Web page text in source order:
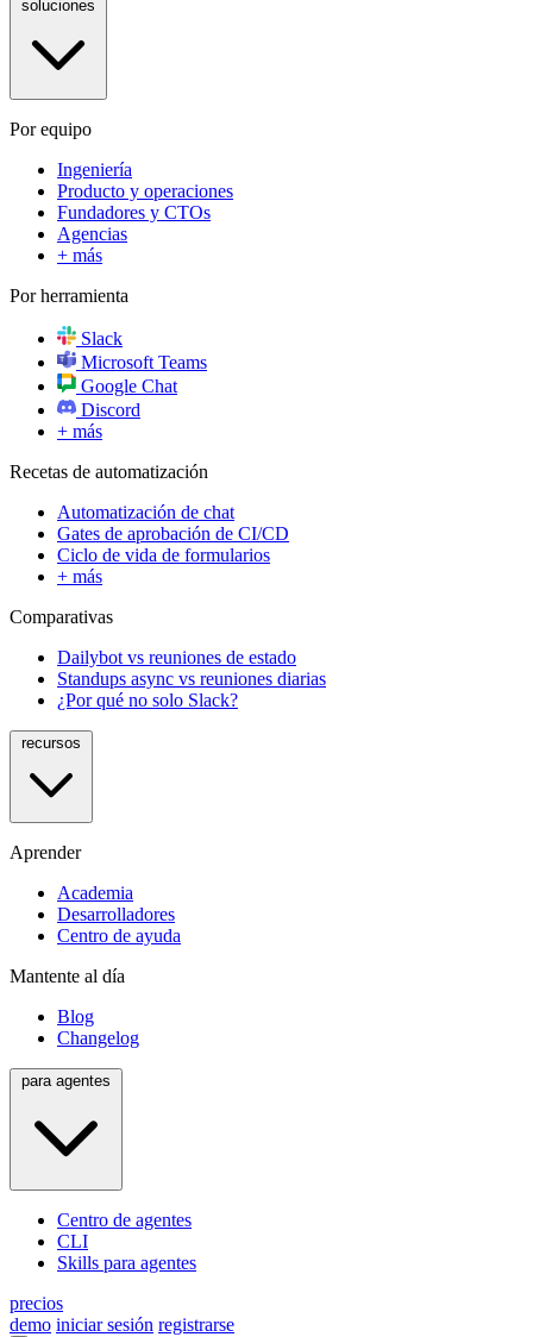
Por equipo
Ingeniería
Producto y operaciones
Fundadores y CTOs
Agencias
+ más
Por herramienta
Slack
Microsoft Teams
Google Chat
Discord
+ más
Recetas de automatización
Automatización de chat
Gates de aprobación de CI/CD
Ciclo de vida de formularios
+ más
Comparativas
Dailybot vs reuniones de estado
Standups async vs reuniones diarias
¿Por qué no solo Slack?
Aprender
Academia
Desarrolladores
Centro de ayuda
Mantente al día
Blog
Changelog
Centro de agentes
CLI
Skills para agentes
precios
demo iniciar sesión registrarse